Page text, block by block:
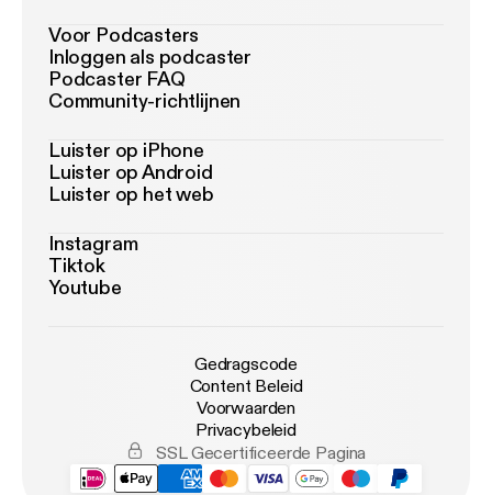
Voor Podcasters
Inloggen als podcaster
Podcaster FAQ
Community-richtlijnen
Luister op iPhone
Luister op Android
Luister op het web
Instagram
Tiktok
Youtube
Gedragscode
Content Beleid
Voorwaarden
Privacybeleid
SSL Gecertificeerde Pagina